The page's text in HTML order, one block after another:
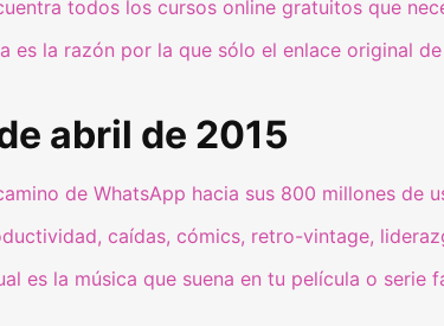
todos los cursos online gratuitos que
es la razón por la que sólo el enlace original
abril de 2015
de WhatsApp hacia sus 800 millones de
caídas, cómics, retro-vintage,
es la música que suena en tu película o serie